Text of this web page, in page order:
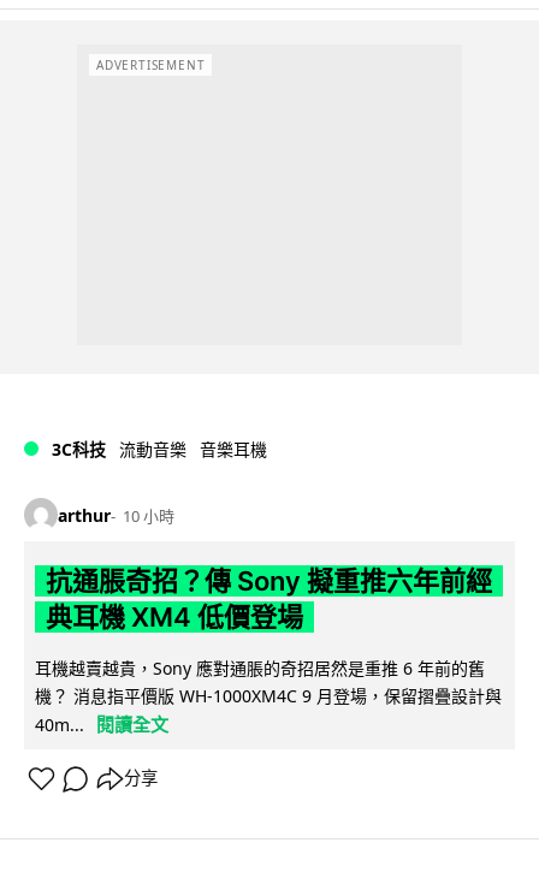
ADVERTISEMENT
3C科技 流動音樂 音樂耳機
arthur 10 小時
抗通脹奇招？傳 Sony 擬重推六年前經
典耳機 XM4 低價登場
耳機越賣越貴，Sony 應對通脹的奇招居然是重推 6 年前的舊
機？ 消息指平價版 WH-1000XM4C 9 月登場，保留摺疊設計與
40m...
閱讀全文
分享